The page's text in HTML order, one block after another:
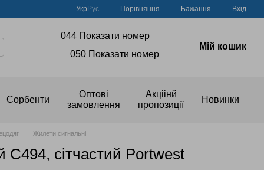
Укр Рус Порівняння Бажання Вхід
044 Показати номер
050 Показати номер
Мій кошик
Сорбенти
Оптові
замовлення
Акціінй
пропозиції
Новинки
Жилети сигнальні
сітчастий Portwest